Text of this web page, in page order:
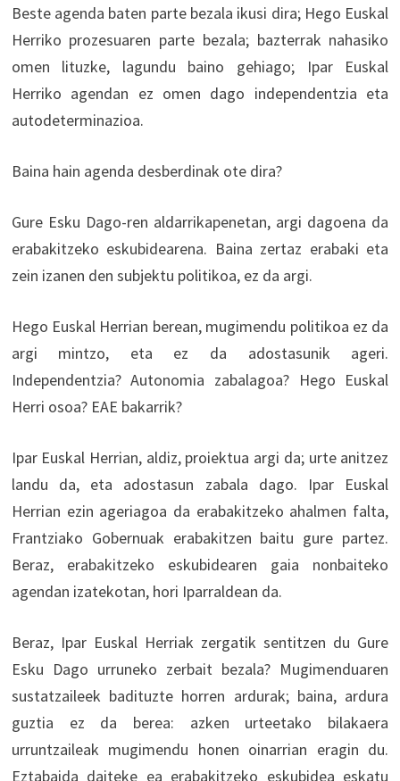
Beste agenda baten parte bezala ikusi dira; Hego Euskal
Herriko prozesuaren parte bezala; bazterrak nahasiko
omen lituzke, lagundu baino gehiago; Ipar Euskal
Herriko agendan ez omen dago independentzia eta
autodeterminazioa.
Baina hain agenda desberdinak ote dira?
Gure Esku Dago-ren aldarrikapenetan, argi dagoena da
erabakitzeko eskubidearena. Baina zertaz erabaki eta
zein izanen den subjektu politikoa, ez da argi.
Hego Euskal Herrian berean, mugimendu politikoa ez da
argi mintzo, eta ez da adostasunik ageri.
Independentzia? Autonomia zabalagoa? Hego Euskal
Herri osoa? EAE bakarrik?
Ipar Euskal Herrian, aldiz, proiektua argi da; urte anitzez
landu da, eta adostasun zabala dago. Ipar Euskal
Herrian ezin ageriagoa da erabakitzeko ahalmen falta,
Frantziako Gobernuak erabakitzen baitu gure partez.
Beraz, erabakitzeko eskubidearen gaia nonbaiteko
agendan izatekotan, hori Iparraldean da.
Beraz, Ipar Euskal Herriak zergatik sentitzen du Gure
Esku Dago urruneko zerbait bezala? Mugimenduaren
sustatzaileek badituzte horren ardurak; baina, ardura
guztia ez da berea: azken urteetako bilakaera
urruntzaileak mugimendu honen oinarrian eragin du.
Eztabaida daiteke ea erabakitzeko eskubidea eskatu